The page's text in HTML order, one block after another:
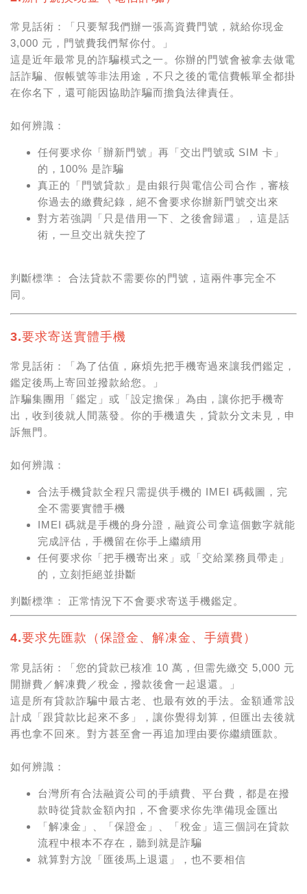
常見話術：「只要幫我們辦一張高資費門號，就給你現金
3,000 元，門號費我們幫你付。」
這是近年最常見的詐騙模式之一。你辦的門號會被拿去做電
話詐騙、假帳號等非法用途，不只之後的電信費帳單全都掛
在你名下，還可能因協助詐騙而擔負法律責任。
如何辨識：
任何要求你「辦新門號」再「交出門號或 SIM 卡」
的，100% 是詐騙
真正的「門號貸款」是由銀行與電信公司合作，審核
你過去的繳費紀錄，絕不會要求你辦新門號交出來
對方若強調「只是借用一下、之後會歸還」，這是話
術，一旦交出就失控了
判斷標準： 合法貸款不需要你的門號，這兩件事完全不
同。
3.要求寄送實體手機
常見話術：「為了估值，麻煩先把手機寄過來讓我們鑑定，
鑑定後馬上寄回並撥款給您。」
詐騙集團用「鑑定」或「設定擔保」為由，讓你把手機寄
出，收到後就人間蒸發。你的手機遺失，貸款分文未見，申
訴無門。
如何辨識：
合法手機貸款全程只需提供手機的 IMEI 碼截圖，完
全不需要實體手機
IMEI 碼就是手機的身分證，融資公司拿這個數字就能
完成評估，手機留在你手上繼續用
任何要求你「把手機寄出來」或「交給業務員帶走」
的，立刻拒絕並掛斷
判斷標準： 正常情況下不會要求寄送手機鑑定。
4.要求先匯款（保證金、解凍金、手續費）
常見話術：「您的貸款已核准 10 萬，但需先繳交 5,000 元
開辦費／解凍費／稅金，撥款後會一起退還。」
這是所有貸款詐騙中最古老、也最有效的手法。金額通常設
計成「跟貸款比起來不多」，讓你覺得划算，但匯出去後就
再也拿不回來。對方甚至會一再追加理由要你繼續匯款。
如何辨識：
台灣所有合法融資公司的手續費、平台費，都是在撥
款時從貸款金額內扣，不會要求你先準備現金匯出
「解凍金」、「保證金」、「稅金」這三個詞在貸款
流程中根本不存在，聽到就是詐騙
就算對方說「匯後馬上退還」，也不要相信